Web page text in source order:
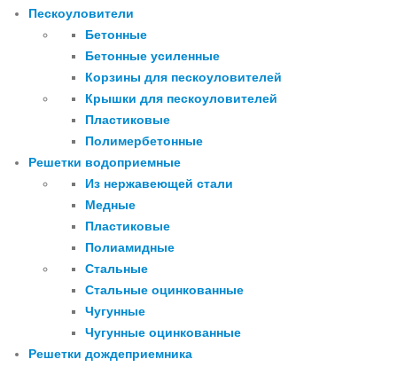
Пескоуловители
Бетонные
Бетонные усиленные
Корзины для пескоуловителей
Крышки для пескоуловителей
Пластиковые
Полимербетонные
Решетки водоприемные
Из нержавеющей стали
Медные
Пластиковые
Полиамидные
Стальные
Стальные оцинкованные
Чугунные
Чугунные оцинкованные
Решетки дождеприемника